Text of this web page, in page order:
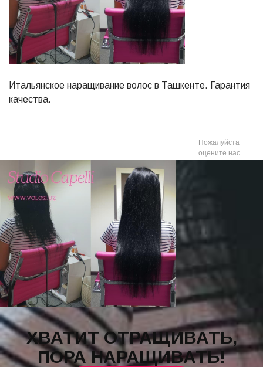
Итальянское наращивание волос в Ташкенте. Гарантия
качества.
Пожалуйста
оцените нас
ХВАТИТ ОТРАЩИВАТЬ,
ПОРА НАРАЩИВАТЬ!